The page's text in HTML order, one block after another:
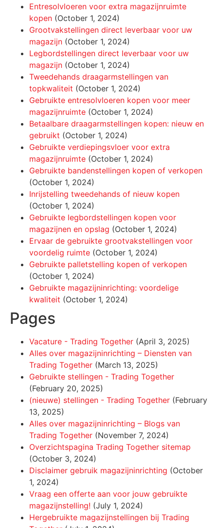
Entresolvloeren voor extra magazijnruimte
kopen (October 1, 2024)
Grootvakstellingen direct leverbaar voor uw
magazijn (October 1, 2024)
Legbordstellingen direct leverbaar voor uw
magazijn (October 1, 2024)
Tweedehands draagarmstellingen van
topkwaliteit (October 1, 2024)
Gebruikte entresolvloeren kopen voor meer
magazijnruimte (October 1, 2024)
Betaalbare draagarmstellingen kopen: nieuw en
gebruikt (October 1, 2024)
Gebruikte verdiepingsvloer voor extra
magazijnruimte (October 1, 2024)
Gebruikte bandenstellingen kopen of verkopen
(October 1, 2024)
Inrijstelling tweedehands of nieuw kopen
(October 1, 2024)
Gebruikte legbordstellingen kopen voor
magazijnen en opslag (October 1, 2024)
Ervaar de gebruikte grootvakstellingen voor
voordelig ruimte (October 1, 2024)
Gebruikte palletstelling kopen of verkopen
(October 1, 2024)
Gebruikte magazijninrichting: voordelige
kwaliteit (October 1, 2024)
Pages
Vacature - Trading Together (April 3, 2025)
Alles over magazijninrichting – Diensten van
Trading Together (March 13, 2025)
Gebruikte stellingen - Trading Together
(February 20, 2025)
(nieuwe) stellingen - Trading Together (February
13, 2025)
Alles over magazijninrichting – Blogs van
Trading Together (November 7, 2024)
Overzichtspagina Trading Together sitemap
(October 3, 2024)
Disclaimer gebruik magazijninrichting (October
1, 2024)
Vraag een offerte aan voor jouw gebruikte
magazijnstelling! (July 1, 2024)
Hergebruikte magazijnstellingen bij Trading